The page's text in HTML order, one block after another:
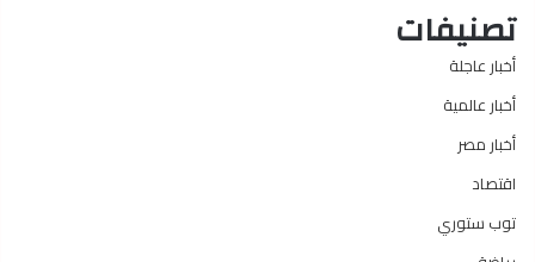
تصنيفات
أخبار عاجلة
أخبار عالمية
أخبار مصر
اقتصاد
توب ستوري